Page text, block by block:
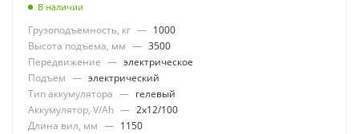
В наличии
Грузоподъемность, кг — 1000
Высота подъема, мм — 3500
Передвижение — электрическое
Подъем — электрический
Тип аккумулятора — гелевый
Аккумулятор, V/Ah — 2x12/100
Длина вил, мм — 1150